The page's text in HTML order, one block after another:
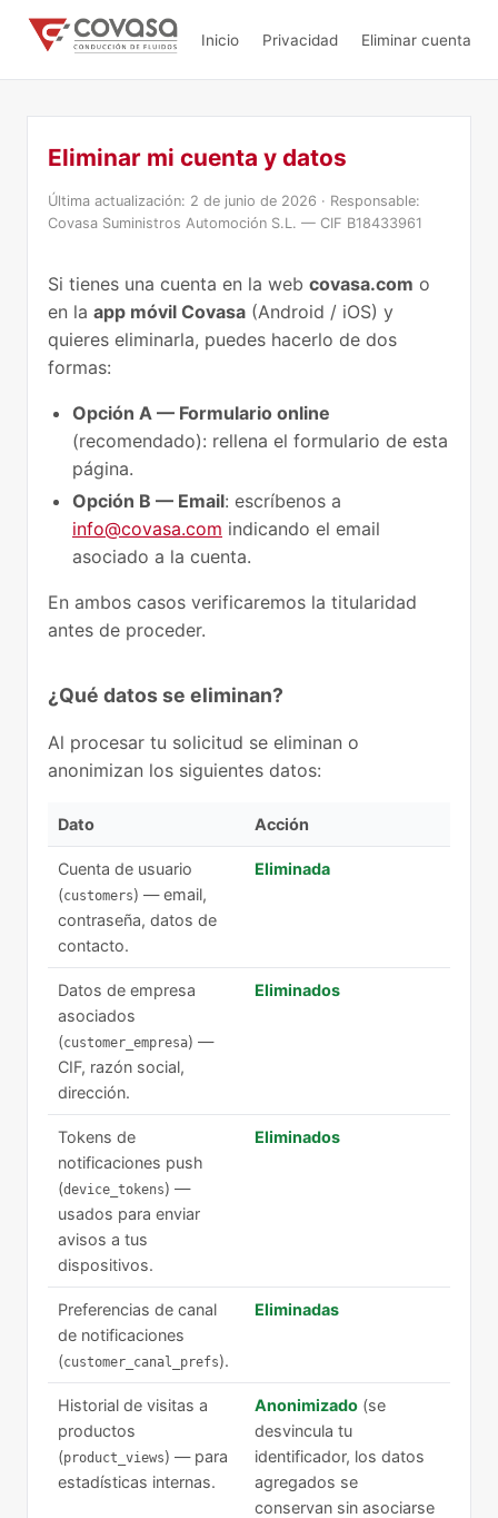
Inicio Privacidad Eliminar cuenta
Eliminar mi cuenta y datos
Última actualización: 2 de junio de 2026 · Responsable:
Covasa Suministros Automoción S.L. — CIF B18433961
Si tienes una cuenta en la web covasa.com o
en la app móvil Covasa(Android / iOS) y
quieres eliminarla, puedes hacerlo de dos
formas:
Opción A — Formulario online
(recomendado): rellena el formulario de esta
página.
Opción B — Email: escríbenos a
info@covasa.com indicando el email
asociado a la cuenta.
En ambos casos verificaremos la titularidad
antes de proceder.
¿Qué datos se eliminan?
Al procesar tu solicitud se eliminan o
anonimizan los siguientes datos:
Dato Acción
Cuenta de usuario
(customers) — email,
contraseña, datos de
contacto.
Eliminada
Datos de empresa
asociados
(customer_empresa) —
CIF, razón social,
dirección.
Eliminados
Tokens de
notificaciones push
(device_tokens) —
usados para enviar
avisos a tus
dispositivos.
Eliminados
Preferencias de canal
de notificaciones
(customer_canal_prefs).
Eliminadas
Historial de visitas a
productos
(product_views) — para
estadísticas internas.
Anonimizado (se
desvincula tu
identificador, los datos
agregados se
conservan sin asociarse